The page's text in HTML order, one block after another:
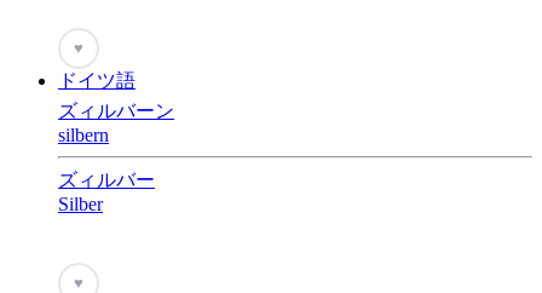
♥
ドイツ語
ズィルバーン
silbern
ズィルバー
Silber
♥